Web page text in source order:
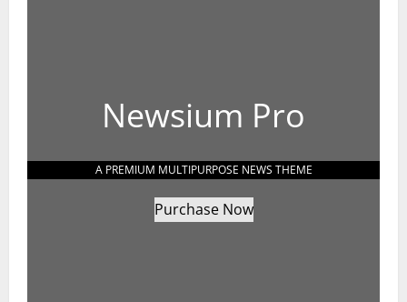
Newsium Pro
A PREMIUM MULTIPURPOSE NEWS THEME
Purchase Now